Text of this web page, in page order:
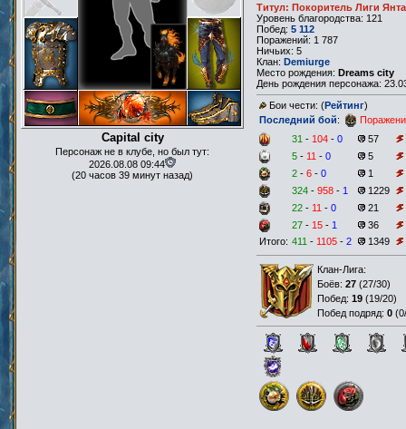
Capital city
Персонаж не в клубе, но был тут:
2026.08.08 09:44
(20 часов 39 минут назад)
Титул: Покоритель Лиги
Уровень благородства: 121
Побед: 5 112
Поражений: 1 787
Ничьих: 5
Клан: Demiurge
Место рождения: Dreams city
День рождения персонажа:
Бои чести: (Рейтинг)
Последний бой:
31 - 104 - 0
57
5 - 11 - 0
5
2 - 6 - 0
1
324 - 958 - 1
1229
22 - 11 - 0
21
27 - 15 - 1
36
Итого: 411 - 1105 - 2 1349
Клан-Лига:
Боёв: 27 (27/30)
Побед: 19 (19/20)
Побед подряд: 0 (